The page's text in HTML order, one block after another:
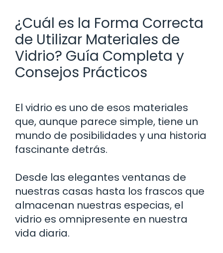
¿Cuál es la Forma Correcta
de Utilizar Materiales de
Vidrio? Guía Completa y
Consejos Prácticos
El vidrio es uno de esos materiales
que, aunque parece simple, tiene un
mundo de posibilidades y una historia
fascinante detrás.
Desde las elegantes ventanas de
nuestras casas hasta los frascos que
almacenan nuestras especias, el
vidrio es omnipresente en nuestra
vida diaria.